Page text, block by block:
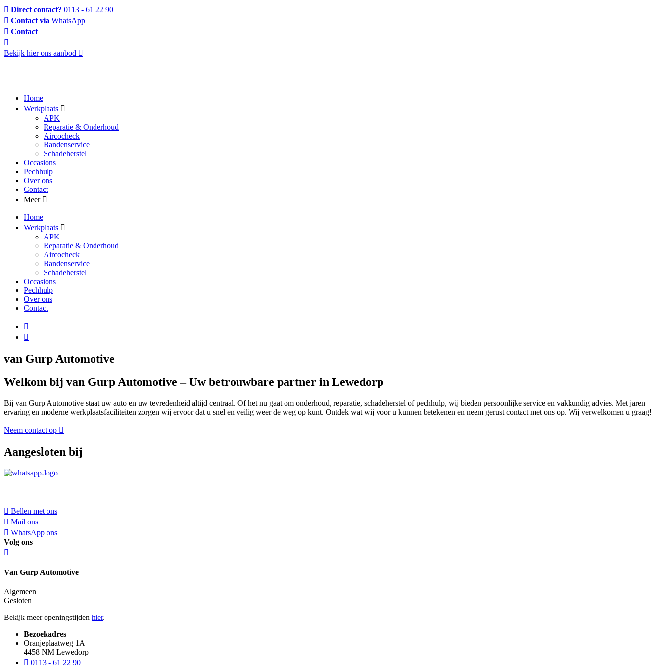
Direct contact? 0113 - 61 22 90
Contact via WhatsApp
Contact
Bekijk hier ons aanbod
Home
Werkplaats
APK
Reparatie & Onderhoud
Aircocheck
Bandenservice
Schadeherstel
Occasions
Pechhulp
Over ons
Contact
Meer
Home
Werkplaats
APK
Reparatie & Onderhoud
Aircocheck
Bandenservice
Schadeherstel
Occasions
Pechhulp
Over ons
Contact
van Gurp Automotive
Welkom bij van Gurp Automotive – Uw betrouwbare partner in Lewedorp
Bij van Gurp Automotive staat uw auto en uw tevredenheid altijd centraal. Of het nu gaat om onderhoud, reparatie, schadeherstel of pechhulp, wij bieden persoonlijke service en vakkundig advies. Met jaren
ervaring en moderne werkplaatsfaciliteiten zorgen wij ervoor dat u snel en veilig weer de weg op kunt. Ontdek wat wij voor u kunnen betekenen en neem gerust contact met ons op. Wij verwelkomen u graag!
Neem contact op
Aangesloten bij
Bellen met ons
Mail ons
WhatsApp ons
Volg ons
Van Gurp Automotive
Algemeen
Gesloten
Bekijk meer openingstijden hier.
Bezoekadres
Oranjeplaatweg 1A
4458 NM Lewedorp
0113 - 61 22 90